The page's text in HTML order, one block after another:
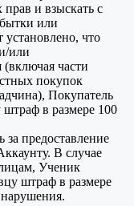
и взыскать с
или
установлено, что
или
(включая части
покупок
Покупатель
штраф в размере 100
за предоставление
В случае
Ученик
штраф в размере